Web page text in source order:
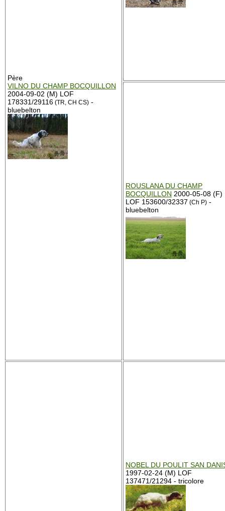
Père
VILNO DU CHAMP BOCQUILLON
2004-09-02 (M) LOF
178331/29116 (TR, CH CS) -
bluebelton
ROUSLANA DU CHAMP
BOCQUILLON 2000-05-08 (F)
LOF 153600/32337 (Ch P) -
bluebelton
NOBEL DU POULIT SAN
1997-02-24 (M) LOF
137471/21294 - tricolore